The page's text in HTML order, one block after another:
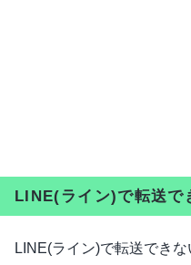
LINE(ライン)で転送で
LINE(ライン)で転送できな